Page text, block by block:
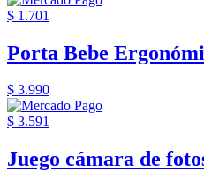
$ 1.701
Porta Bebe
$ 3.990
$ 3.591
Juego cámara de